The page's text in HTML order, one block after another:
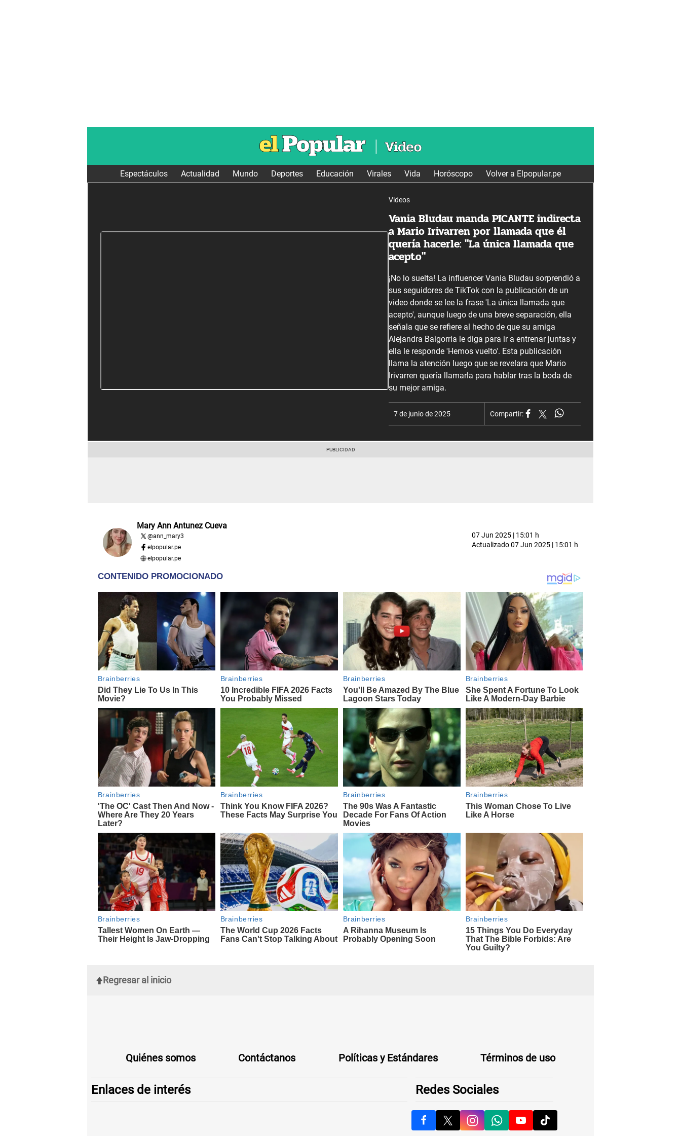
Espectáculos Actualidad Mundo Deportes Educación Virales Vida Horóscopo Volver a Elpopular.pe
Videos
Vania Bludau manda PICANTE indirecta
a Mario Irivarren por llamada que él
quería hacerle: "La única llamada que
acepto"
¡No lo suelta! La influencer Vania Bludau sorprendió a
sus seguidores de TikTok con la publicación de un
video donde se lee la frase 'La única llamada que
acepto', aunque luego de una breve separación, ella
señala que se refiere al hecho de que su amiga
Alejandra Baigorria le diga para ir a entrenar juntas y
ella le responde 'Hemos vuelto'. Esta publicación
llama la atención luego que se revelara que Mario
Irivarren quería llamarla para hablar tras la boda de
su mejor amiga.
7 de junio de 2025 Compartir:
Mary Ann Antunez Cueva
@ann_mary3
elpopular.pe
elpopular.pe
07 Jun 2025 | 15:01 h
Actualizado07 Jun 2025 | 15:01 h
Regresar al inicio
Quiénes somos Contáctanos Políticas y Estándares Términos de uso
Enlaces de interés Redes Sociales